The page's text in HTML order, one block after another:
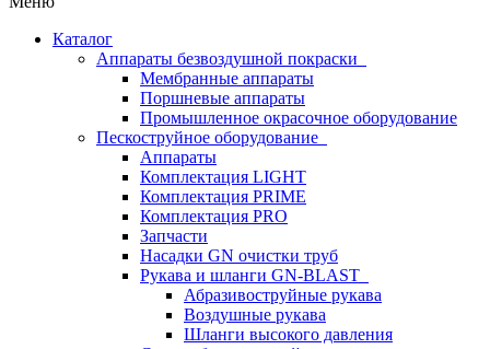
Каталог
Аппараты безвоздушной покраски
Мембранные аппараты
Поршневые аппараты
Промышленное окрасочное оборудование
Пескоструйное оборудование
Аппараты
Комплектация LIGHT
Комплектация PRIME
Комплектация PRO
Запчасти
Насадки GN очистки труб
Рукава и шланги GN-BLAST
Абразивоструйные рукава
Воздушные рукава
Шланги высокого давления